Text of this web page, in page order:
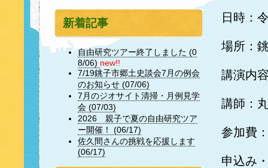
日時：
場所：
講演内
講師：
参加費
申込み
新着記事
自由研究ツアー終了しました (0
8/06) new!!
7/19銚子市郷土史談会7月の例会
のお知らせ (07/06)
7月のジオサイト清掃・月例見学
会 (07/03)
2026 親子で夏の自由研究ツア
ー開催！ (06/17)
佐久間さんの挑戦を応援します
(06/17)